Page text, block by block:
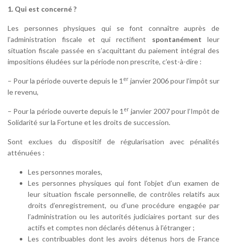
1. Qui est concerné ?
Les personnes physiques qui se font connaître auprès de
l’administration fiscale et qui rectifient spontanément leur
situation fiscale passée en s’acquittant du paiement intégral des
impositions éludées sur la période non prescrite, c’est-à-dire :
– Pour la période ouverte depuis le 1 er janvier 2006 pour l’impôt sur
le revenu,
– Pour la période ouverte depuis le 1 er janvier 2007 pour l’Impôt de
Solidarité sur la Fortune et les droits de succession.
Sont exclues du dispositif de régularisation avec pénalités
atténuées :
Les personnes morales,
Les personnes physiques qui font l’objet d’un examen de
leur situation fiscale personnelle, de contrôles relatifs aux
droits d’enregistrement, ou d’une procédure engagée par
l’administration ou les autorités judiciaires portant sur des
actifs et comptes non déclarés détenus à l’étranger ;
Les contribuables dont les avoirs détenus hors de France